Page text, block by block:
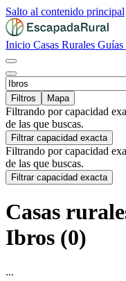
Salto al contenido principal
Inicio Casas Rurales Guías
Filtros
Mapa
Filtrando por capacidad
de las que buscas.
Filtrar capacidad exacta
Filtrando por capacidad
de las que buscas.
Filtrar capacidad exacta
Casas
Ibros (0)
...